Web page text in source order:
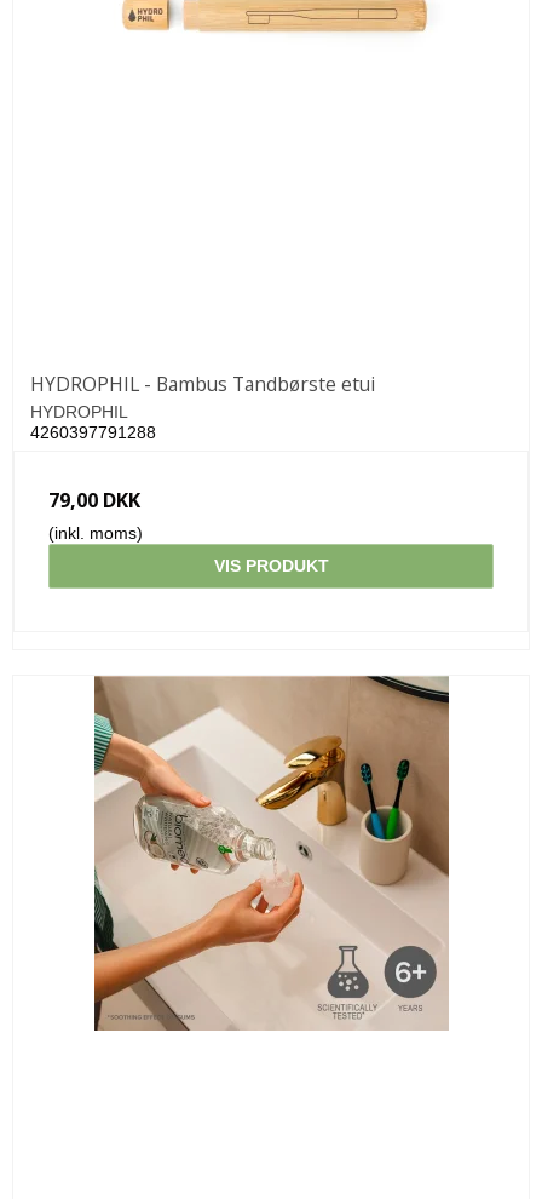
HYDROPHIL - Bambus Tandbørste etui
HYDROPHIL
4260397791288
79,00 DKK
(inkl. moms)
VIS PRODUKT